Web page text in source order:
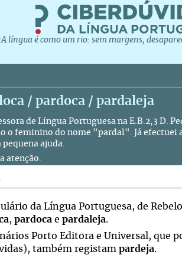
língua é como um rio: sem margens,
/ pardoca / pardaleja
de Língua Portuguesa na E.B.2,3 D.
o feminino do nome "pardal". Já efectuei
pequena ajuda.
atenção.
da Língua Portuguesa, de
, pardoca e pardaleja.
Porto Editora e Universal, que
também registam pardeja.